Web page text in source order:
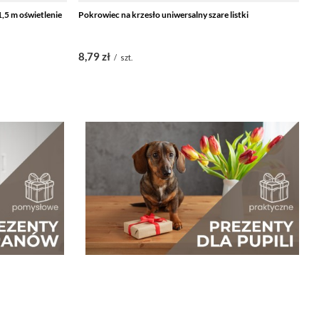
m oświetlenie
Pokrowiec na krzesło uniwersalny szare listki
8,79 zł / szt.